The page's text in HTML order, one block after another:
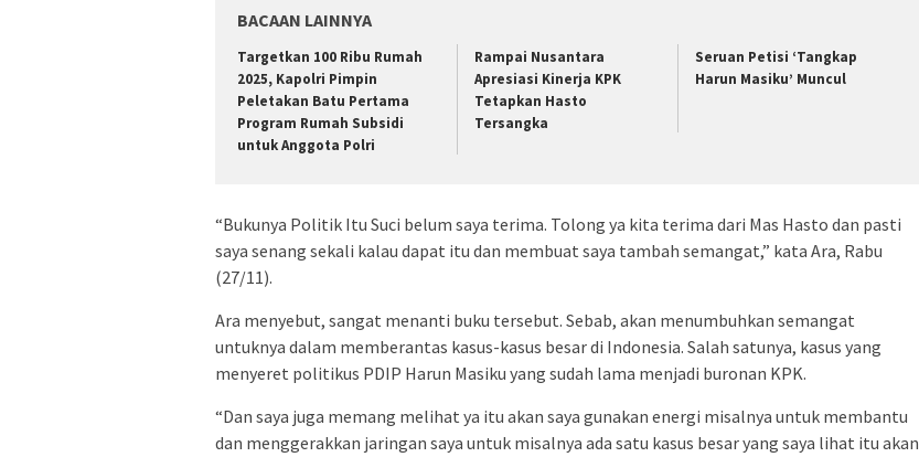
BACAAN LAINNYA
Targetkan 100 Ribu Rumah
2025, Kapolri Pimpin
Peletakan Batu Pertama
Program Rumah Subsidi
untuk Anggota Polri
Rampai Nusantara
Apresiasi Kinerja KPK
Tetapkan Hasto
Tersangka
Seruan Petisi ‘Tangkap
Harun Masiku’ Muncul
“Bukunya Politik Itu Suci belum saya terima. Tolong ya kita terima dari Mas Hasto dan pasti
saya senang sekali kalau dapat itu dan membuat saya tambah semangat,” kata Ara, Rabu
(27/11).
Ara menyebut, sangat menanti buku tersebut. Sebab, akan menumbuhkan semangat
untuknya dalam memberantas kasus-kasus besar di Indonesia. Salah satunya, kasus yang
menyeret politikus PDIP Harun Masiku yang sudah lama menjadi buronan KPK.
“Dan saya juga memang melihat ya itu akan saya gunakan energi misalnya untuk membantu
dan menggerakkan jaringan saya untuk misalnya ada satu kasus besar yang saya lihat itu akan